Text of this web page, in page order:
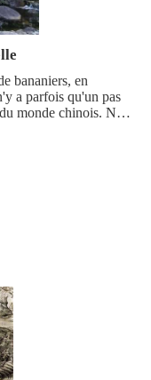
bananiers, en
a parfois qu'un pas
monde chinois. Nos